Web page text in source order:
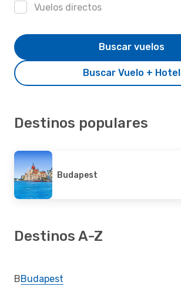
Vuelos directos
Buscar Vuelo + Hotel
Buscar vuelos
Destinos populares
Budapest
Destinos A-Z
BBudapest